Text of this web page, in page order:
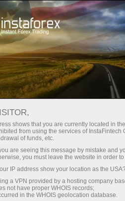
Pembukaan akun instan
Pemula Untuk Investor
shows that you are currently located in
from using the services of
of funds, etc.
are seeing this message by mistake and
you must leave the website in order
IP address show your location as the USA?
a VPN provided by a hosting company
not have proper WHOIS records;
in the WHOIS geolocation database.